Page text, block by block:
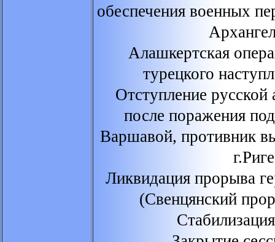
обеспечения военных
Алашкертская
турецкого
Отступление
после поражения
Варшавой, противник
Ликвидация прорыва
(Свенцянский